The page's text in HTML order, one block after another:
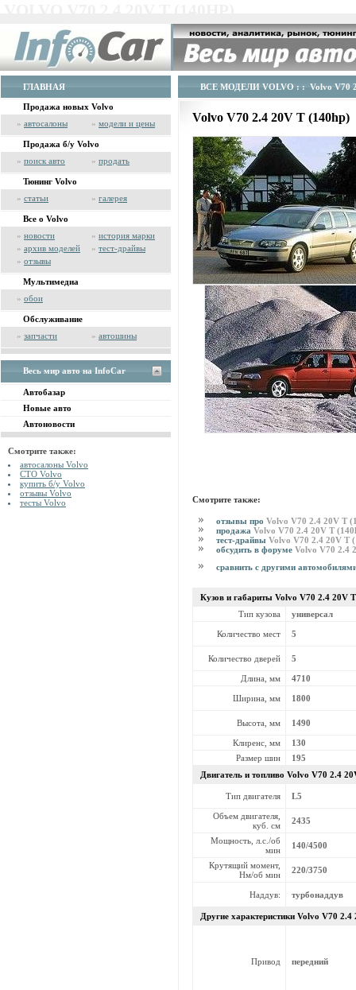
ГЛАВНАЯ
Продажа новых Volvo
» автосалоны » модели и цены
Продажа б/у Volvo
» поиск авто » продать
Тюнинг Volvo
» статьи » галерея
Все о Volvo
» новости » история марки
» архив моделей » тест-драйвы
» отзывы
Мультимедиа
» обои
Обслуживание
» запчасти » автошины
Весь мир авто на InfoCar
Автобазар
Новые авто
Автоновости
Смотрите также:
автосалоны Volvo
СТО Volvo
купить б/у Volvo
отзывы Volvo
тесты Volvo
ВСЕ МОДЕЛИ VOLVO : : Volvo V70
Volvo V70 2.4 20V T (140hp)
Смотрите также:
отзывы про Volvo V70 2.4 20V T
продажа Volvo V70 2.4 20V T
тест-драйвы Volvo V70 2.4 20V T
обсудить в форуме Volvo V70 2.4
сравнить с другими
Кузов и габариты Volvo V70 2.4 20V
Тип кузова
универсал
Количество мест 5
Количество дверей 5
Длина, мм 4710
Ширина, мм 1800
Высота, мм 1490
Клиренс, мм
130
Размер шин
195
Двигатель и топливо Volvo V70 2.4
Тип двигателя L5
Объем двигателя,
куб. см
2435
Мощность, л.с./об
мин
140/4500
Крутящий момент,
Нм/об мин
220/3750
Наддув: турбонаддув
Другие характеристики Volvo V70 2.4
Привод передний